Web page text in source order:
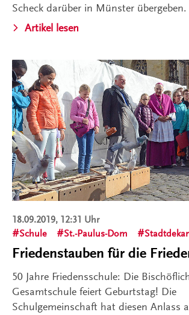
Scheck darüber in Münster übergeben.
Artikel lesen
18.09.2019, 12:31 Uhr
Schule
St.-Paulus-Dom
Friedenstauben für die
50 Jahre Friedensschule: Die
Gesamtschule feiert Geburtstag! Die
Schulgemeinschaft hat diesen Anlass